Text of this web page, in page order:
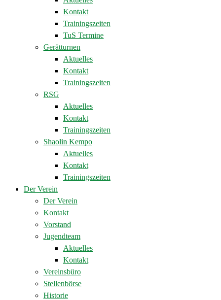
Kontakt
Trainingszeiten
TuS Termine
Gerätturnen
Aktuelles
Kontakt
Trainingszeiten
RSG
Aktuelles
Kontakt
Trainingszeiten
Shaolin Kempo
Aktuelles
Kontakt
Trainingszeiten
Der Verein
Der Verein
Kontakt
Vorstand
Jugendteam
Aktuelles
Kontakt
Vereinsbüro
Stellenbörse
Historie